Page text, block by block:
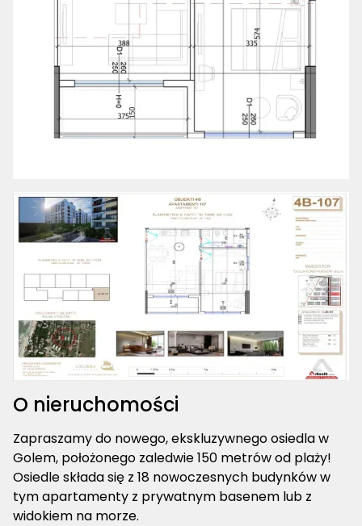
O nieruchomości
Zapraszamy do nowego, ekskluzywnego osiedla w
Golem, położonego zaledwie 150 metrów od plaży!
Osiedle składa się z 18 nowoczesnych budynków w
tym apartamenty z prywatnym basenem lub z
widokiem na morze.